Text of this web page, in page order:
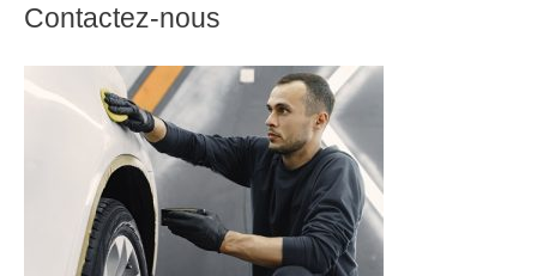
Contactez-nous